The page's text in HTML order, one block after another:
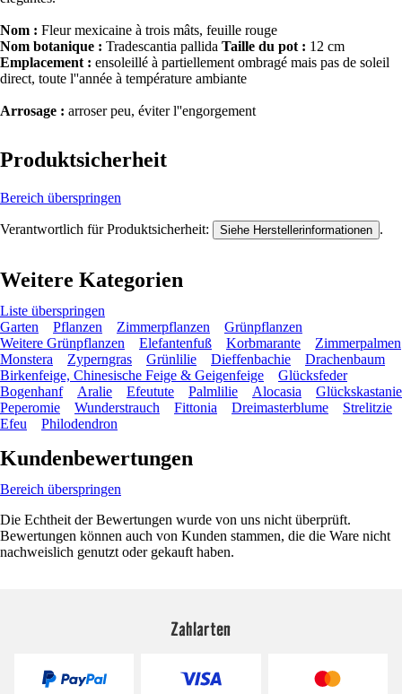
Nom : Fleur mexicaine à trois mâts, feuille rouge
Nom botanique : Tradescantia pallida Taille du pot : 12 cm
Emplacement : ensoleillé à partiellement ombragé mais pas de soleil
direct, toute l''année à température ambiante
Arrosage : arroser peu, éviter l''engorgement
Produktsicherheit
Bereich überspringen
Verantwortlich für Produktsicherheit: Siehe Herstellerinformationen .
Weitere Kategorien
Liste überspringen
Garten
Pflanzen Zimmerpflanzen
Grünpflanzen
Weitere Grünpflanzen
Elefantenfuß Korbmarante
Zimmerpalmen
Monstera
Zyperngras Grünlilie Dieffenbachie
Drachenbaum
Birkenfeige, Chinesische Feige & Geigenfeige
Glücksfeder
Bogenhanf
Aralie Efeutute Palmlilie Alocasia
Glückskastanie
Peperomie
Wunderstrauch Fittonia Dreimasterblume
Strelitzie
Efeu
Philodendron
Kundenbewertungen
Bereich überspringen
Die Echtheit der Bewertungen wurde von uns nicht überprüft.
Bewertungen können auch von Kunden stammen, die die Ware nicht
nachweislich genutzt oder gekauft haben.
Zahlarten